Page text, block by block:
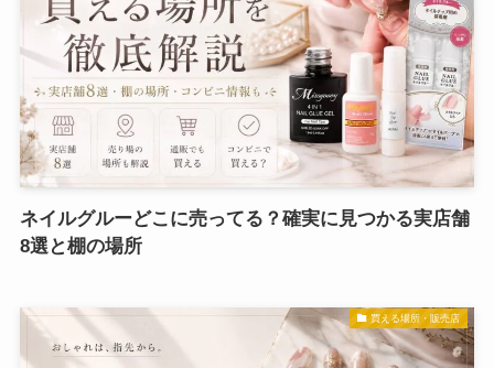
ネイルグルーどこに売ってる？確実に見つかる実店舗
8選と棚の場所
買える場所・販売店